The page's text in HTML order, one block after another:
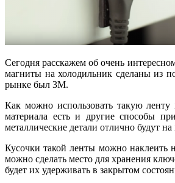
Сегодня расскажем об очень
магниты на холодильник сделаны из
рынке был 3М.
Как можно использовать такую
материала есть и другие способы
металлические детали отлично будут
Кусочки такой ленты можно наклеить
можно сделать место для хранения
будет их удерживать в закрытом